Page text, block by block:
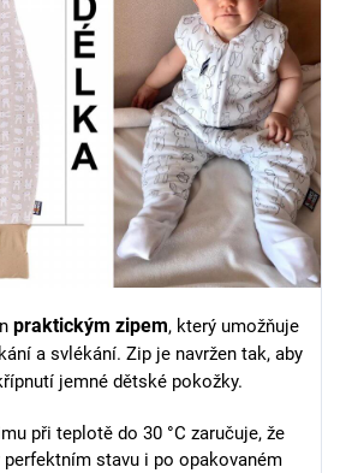
praktickým zipem, který umožňuje
a svlékání. Zip je navržen tak, aby
jemné dětské pokožky.
při teplotě do 30 °C zaručuje, že
stavu i po opakovaném